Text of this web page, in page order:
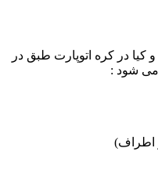
کیا در کره اتوپارت طبق در
شود :
اطراف)